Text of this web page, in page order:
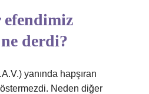
efendimiz
ne derdi?
yanında hapşıran
Neden diğer